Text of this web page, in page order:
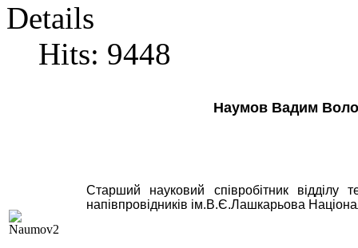
Details
Hits: 9448
Наумов Вадим
Старший науковий співробітник відділу
напівпровідників ім.В.Є.Лашкарьова Н